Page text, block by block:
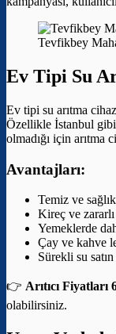
Tevfikbey
Ev Tipi Su
Ev tipi su arıtma
Özellikle İstanbul
olmadığı için arıtma
Avantajları:
Temiz ve
Kireç ve
Yemeklerde
Çay ve kahve
Sürekli su
👉 Arıtıcı Fiyatları
olabilirsiniz.